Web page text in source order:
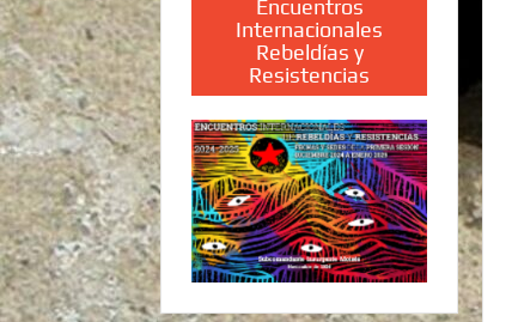
Encuentros
Internacionales
Rebeldías y
Resistencias